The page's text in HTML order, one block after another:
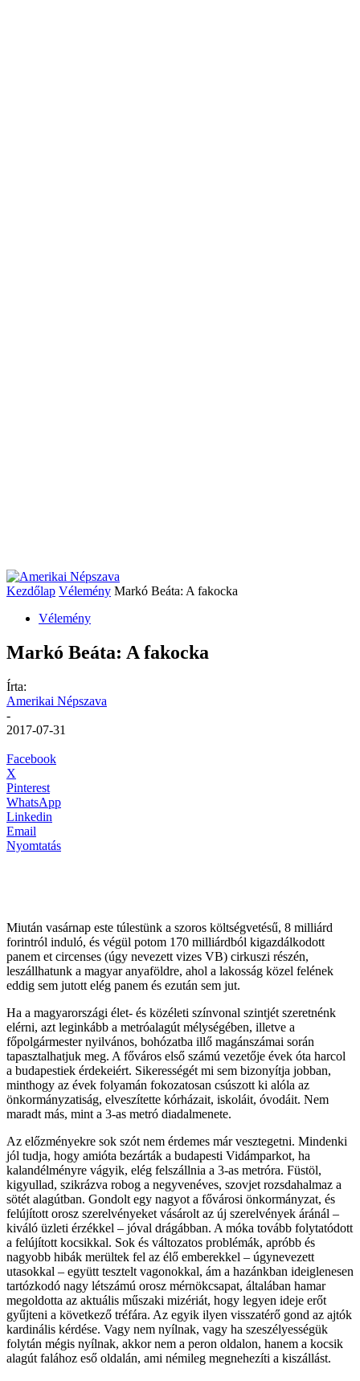
Kezdőlap Vélemény Markó Beáta: A fakocka
Vélemény
Markó Beáta: A fakocka
Írta:
Amerikai Népszava
-
2017-07-31
Facebook
X
Pinterest
WhatsApp
Linkedin
Email
Nyomtatás
Miután vasárnap este túlestünk a szoros költségvetésű, 8 milliárd
forintról induló, és végül potom 170 milliárdból kigazdálkodott
panem et circenses (úgy nevezett vizes VB) cirkuszi részén,
leszállhatunk a magyar anyaföldre, ahol a lakosság közel felének
eddig sem jutott elég panem és ezután sem jut.
Ha a magyarországi élet- és közéleti színvonal szintjét szeretnénk
elérni, azt leginkább a metróalagút mélységében, illetve a
főpolgármester nyilvános, bohózatba illő magánszámai során
tapasztalhatjuk meg. A főváros első számú vezetője évek óta harcol
a budapestiek érdekeiért. Sikerességét mi sem bizonyítja jobban,
minthogy az évek folyamán fokozatosan csúszott ki alóla az
önkormányzatiság, elveszítette kórházait, iskoláit, óvodáit. Nem
maradt más, mint a 3-as metró diadalmenete.
Az előzményekre sok szót nem érdemes már vesztegetni. Mindenki
jól tudja, hogy amióta bezárták a budapesti Vidámparkot, ha
kalandélményre vágyik, elég felszállnia a 3-as metróra. Füstöl,
kigyullad, szikrázva robog a negyvenéves, szovjet rozsdahalmaz a
sötét alagútban. Gondolt egy nagyot a fővárosi önkormányzat, és
felújított orosz szerelvényeket vásárolt az új szerelvények áránál –
kiváló üzleti érzékkel – jóval drágábban. A móka tovább folytatódott
a felújított kocsikkal. Sok és változatos problémák, apróbb és
nagyobb hibák merültek fel az élő emberekkel – úgynevezett
utasokkal – együtt tesztelt vagonokkal, ám a hazánkban ideiglenesen
tartózkodó nagy létszámú orosz mérnökcsapat, általában hamar
megoldotta az aktuális műszaki mizériát, hogy legyen ideje erőt
gyűjteni a következő tréfára. Az egyik ilyen visszatérő gond az ajtók
kardinális kérdése. Vagy nem nyílnak, vagy ha szeszélyességük
folytán mégis nyílnak, akkor nem a peron oldalon, hanem a kocsik
alagút falához eső oldalán, ami némileg megnehezíti a kiszállást.